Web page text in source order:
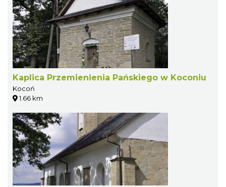
Kaplica Przemienienia Pańskiego w Koconiu
Kocoń
1.66 km